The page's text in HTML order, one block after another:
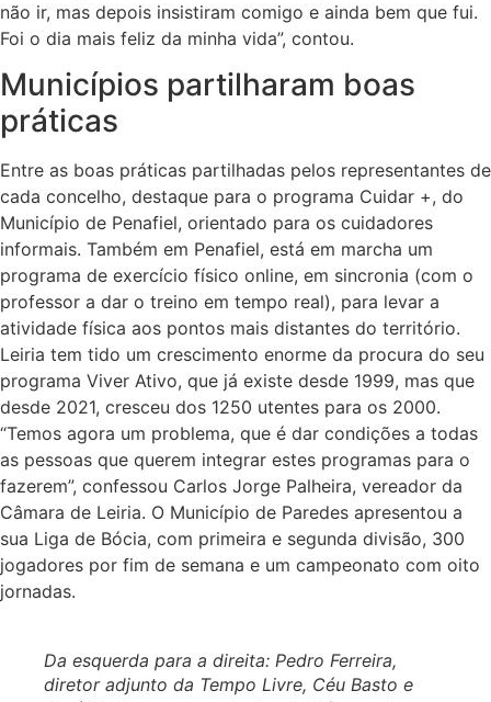
não ir, mas depois insistiram comigo e ainda bem que fui.
Foi o dia mais feliz da minha vida”, contou.
Municípios partilharam boas
práticas
Entre as boas práticas partilhadas pelos representantes de
cada concelho, destaque para o programa Cuidar +, do
Município de Penafiel, orientado para os cuidadores
informais. Também em Penafiel, está em marcha um
programa de exercício físico online, em sincronia (com o
professor a dar o treino em tempo real), para levar a
atividade física aos pontos mais distantes do território.
Leiria tem tido um crescimento enorme da procura do seu
programa Viver Ativo, que já existe desde 1999, mas que
desde 2021, cresceu dos 1250 utentes para os 2000.
“Temos agora um problema, que é dar condições a todas
as pessoas que querem integrar estes programas para o
fazerem”, confessou Carlos Jorge Palheira, vereador da
Câmara de Leiria. O Município de Paredes apresentou a
sua Liga de Bócia, com primeira e segunda divisão, 300
jogadores por fim de semana e um campeonato com oito
jornadas.
Da esquerda para a direita: Pedro Ferreira,
diretor adjunto da Tempo Livre, Céu Basto e